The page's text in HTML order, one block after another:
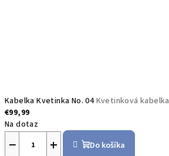
Kabelka Kvetinka No. 04Kvetinková kabelka
€99,99
Na dotaz
+
− Do košíka